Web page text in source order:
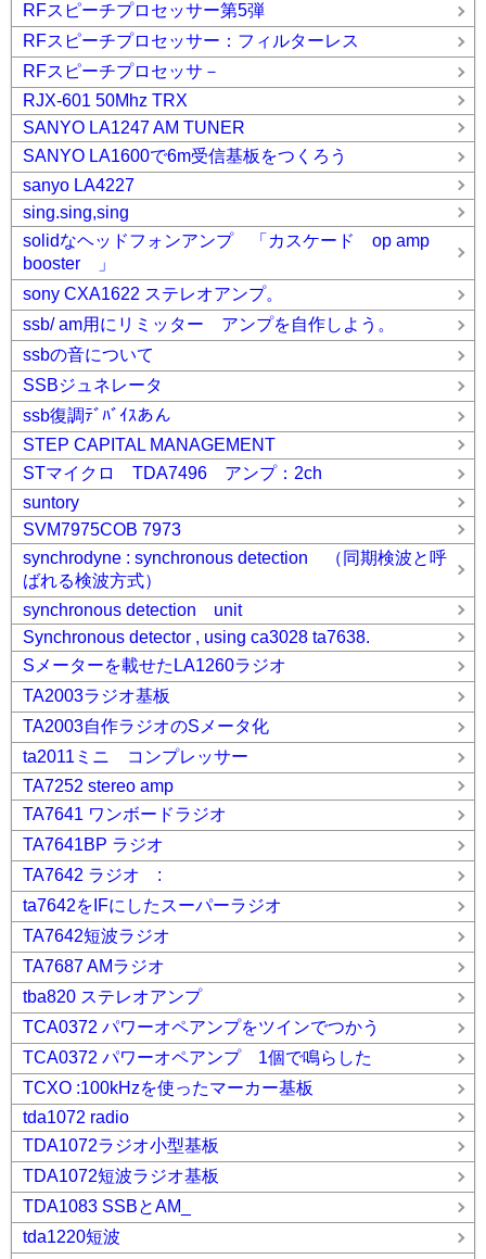
RFスピーチプロセッサー第5弾
RFスピーチプロセッサー：フィルターレス
RFスピーチプロセッサ－
RJX-601 50Mhz TRX
SANYO LA1247 AM TUNER
SANYO LA1600で6m受信基板をつくろう
sanyo LA4227
sing.sing,sing
solidなヘッドフォンアンプ 「カスケード op amp
booster 」
sony CXA1622 ステレオアンプ。
ssb/ am用にリミッター アンプを自作しよう。
ssbの音について
SSBジュネレータ
ssb復調ﾃﾞﾊﾞｲｽあん
STEP CAPITAL MANAGEMENT
STマイクロ TDA7496 アンプ：2ch
suntory
SVM7975COB 7973
synchrodyne : synchronous detection （同期検波と呼
ばれる検波方式）
synchronous detection unit
Synchronous detector , using ca3028 ta7638.
Sメーターを載せたLA1260ラジオ
TA2003ラジオ基板
TA2003自作ラジオのSメータ化
ta2011ミニ コンプレッサー
TA7252 stereo amp
TA7641 ワンボードラジオ
TA7641BP ラジオ
TA7642 ラジオ :
ta7642をIFにしたスーパーラジオ
TA7642短波ラジオ
TA7687 AMラジオ
tba820 ステレオアンプ
TCA0372 パワーオペアンプをツインでつかう
TCA0372 パワーオペアンプ 1個で鳴らした
TCXO :100kHzを使ったマーカー基板
tda1072 radio
TDA1072ラジオ小型基板
TDA1072短波ラジオ基板
TDA1083 SSBとAM_
tda1220短波